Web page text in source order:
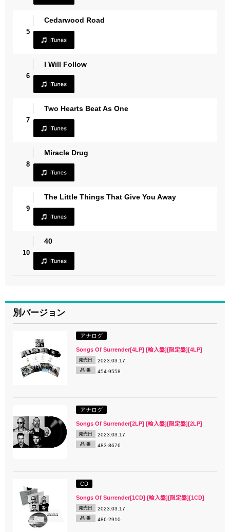
5
Cedarwood Road
6
I Will Follow
7
Two Hearts Beat As One
8
Miracle Drug
9
The Little Things That Give You Away
10
40
別バージョン
アナログ
Songs Of Surrender[4LP] [輸入盤][限定盤][4LP]
発売日 2023.03.17
品 番 454-9558
アナログ
Songs Of Surrender[2LP] [輸入盤][限定盤][2LP]
発売日 2023.03.17
品 番 483-8676
CD
Songs Of Surrender[1CD] [輸入盤][限定盤][1CD]
発売日 2023.03.17
品 番 486-2910